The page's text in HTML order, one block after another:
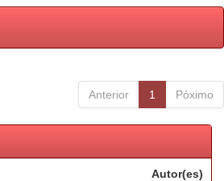
Anterior 1 Póximo
Autor(es)